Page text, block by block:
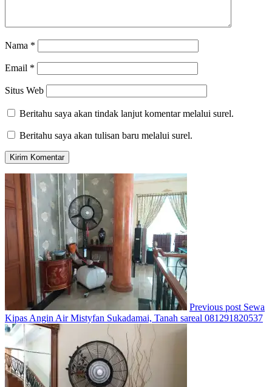
Nama *
Email *
Situs Web
Beritahu saya akan tindak lanjut komentar melalui surel.
Beritahu saya akan tulisan baru melalui surel.
Previous post Sewa
Kipas Angin Air Mistyfan Sukadamai, Tanah sareal 081291820537